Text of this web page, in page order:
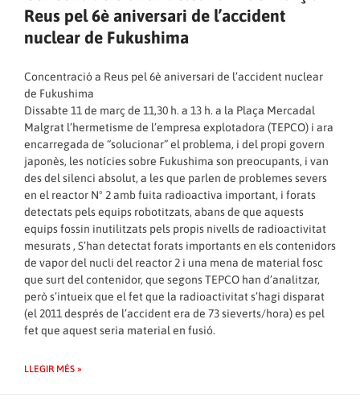
Reus pel 6è aniversari de l’accident
nuclear de Fukushima
Concentració a Reus pel 6è aniversari de l’accident nuclear
de Fukushima
Dissabte 11 de març de 11,30 h. a 13 h. a la Plaça Mercadal
Malgrat l’hermetisme de l’empresa explotadora (TEPCO) i ara
encarregada de “solucionar” el problema, i del propi govern
japonès, les notícies sobre Fukushima son preocupants, i van
des del silenci absolut, a les que parlen de problemes severs
en el reactor Nº 2 amb fuita radioactiva important, i forats
detectats pels equips robotitzats, abans de que aquests
equips fossin inutilitzats pels propis nivells de radioactivitat
mesurats , S’han detectat forats importants en els contenidors
de vapor del nucli del reactor 2 i una mena de material fosc
que surt del contenidor, que segons TEPCO han d’analitzar,
però s’intueix que el fet que la radioactivitat s’hagi disparat
(el 2011 després de l’accident era de 73 sieverts/hora) es pel
fet que aquest seria material en fusió.
LLEGIR MÉS »